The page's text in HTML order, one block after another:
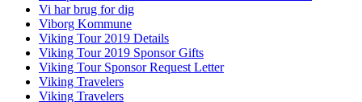
Vi har brug for dig
Viborg Kommune
Viking Tour 2019 Details
Viking Tour 2019 Sponsor Gifts
Viking Tour Sponsor Request Letter
Viking Travelers
Viking Travelers